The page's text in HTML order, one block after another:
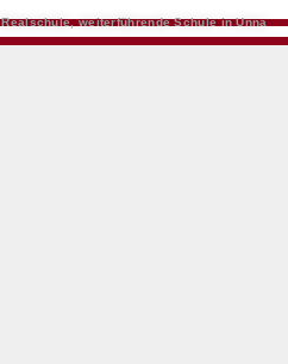
Realschule, weiterführende Schule in Unna